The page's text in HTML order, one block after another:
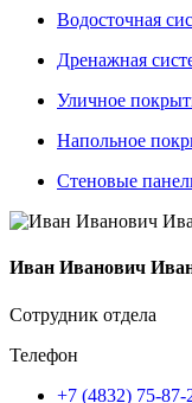
Водосточная
Дренажная
Уличное
Напольное
Стеновые
Иван Иванович
Сотрудник отдела
Телефон
+7 (4832) 75-87-